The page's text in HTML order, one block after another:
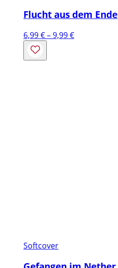
Flucht aus dem Ende
6,99€–9,99€Preisspanne:
Softcover